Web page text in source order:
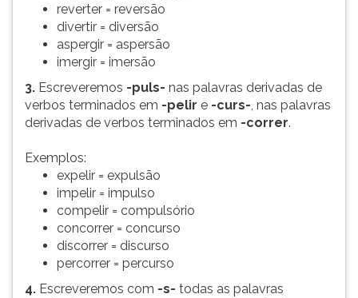
reverter = reversão
divertir = diversão
aspergir = aspersão
imergir = imersão
3. Escreveremos -puls- nas palavras derivadas de
verbos terminados em -pelir e -curs-, nas palavras
derivadas de verbos terminados em -correr.
Exemplos:
expelir = expulsão
impelir = impulso
compelir = compulsório
concorrer = concurso
discorrer = discurso
percorrer = percurso
4. Escreveremos com -s- todas as palavras